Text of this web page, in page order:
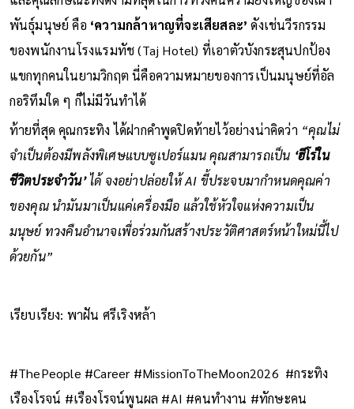
และคุณลักษณะที่งดงามที่สุดในการทวงคืนความยิ่งใหญ่ของเผ่า
พันธุ์มนุษย์ คือ‘ความกล้าหาญที่จะเสียสละ’ดังเช่นวีรกรรม
ของพนักงานโรงแรมทัช (Taj Hotel) ที่เอาตัวบังกระสุนปกป้อง
แขกทุกคนในยามวิกฤต นี่คือความหมายของการเป็นมนุษย์ที่อัล
กอริทึมใด ๆ ก็ไม่มีวันทำได้
ท้ายที่สุด คุณกระทิง ได้ฝากคำพูดปิดท้ายไว้อย่างน่าคิดว่า“คุณไม่
จำเป็นต้องมีพลังพิเศษแบบซูเปอร์แมน คุณสามารถเป็น‘ฮีโร่ใน
ชีวิตประจำวัน’ได้ จงอย่าปล่อยให้ AI ขี้ประจบมากำหนดคุณค่า
ของคุณ นำมันมาเป็นแค่เครื่องมือ แล้วใช้หัวใจแห่งความเป็น
มนุษย์ ทวงคืนอำนาจเพื่อร่วมกันสร้างประวัติศาสตร์หน้าใหม่นี้ไป
#ThePeople #Career #MissionToTheMoon2026 #กระทิง